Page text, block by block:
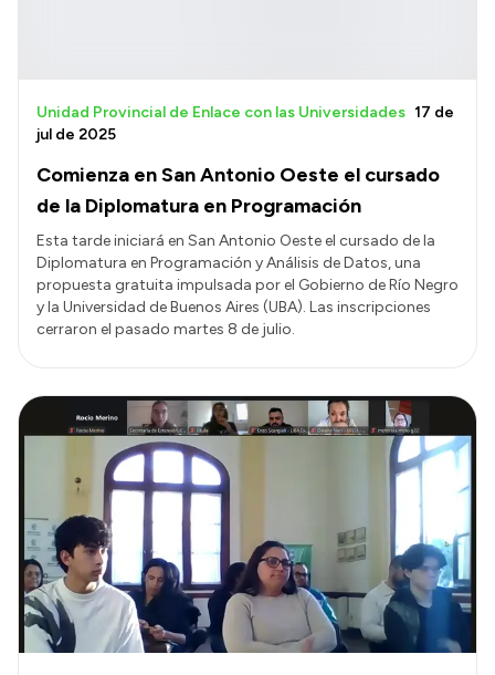
Comienza en San Antonio Oeste el cursado
de la Diplomatura en Programación
Unidad Provincial de Enlace con las Universidades 17 de
jul de 2025
Esta tarde iniciará en San Antonio Oeste el cursado de la
Diplomatura en Programación y Análisis de Datos, una
propuesta gratuita impulsada por el Gobierno de Río Negro
y la Universidad de Buenos Aires (UBA). Las inscripciones
cerraron el pasado martes 8 de julio.